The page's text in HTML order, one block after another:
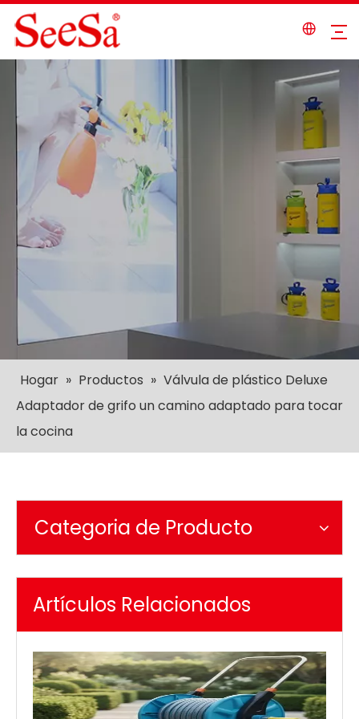
Hogar » Productos » Válvula de plástico Deluxe
Adaptador de grifo un camino adaptado para tocar
la cocina
Categoria de Producto
Artículos Relacionados